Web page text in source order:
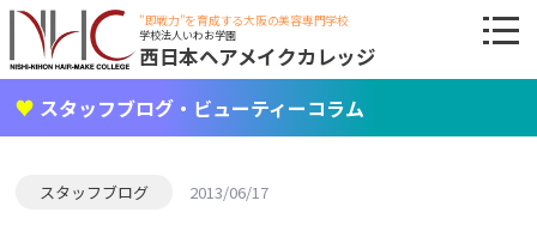
"即戦力"を育成する大阪の美容専門学校
学校法人いわお学園
西日本ヘアメイクカレッジ
スタッフブログ・ビューティーコラム
スタッフブログ 2013/06/17